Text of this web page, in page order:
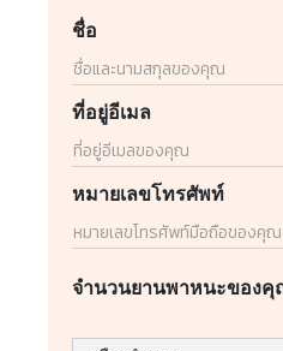
ชื่อ
ที่อยู่อีเมล
หมายเลขโทรศัพท์
จำนวนยานพาหนะของ